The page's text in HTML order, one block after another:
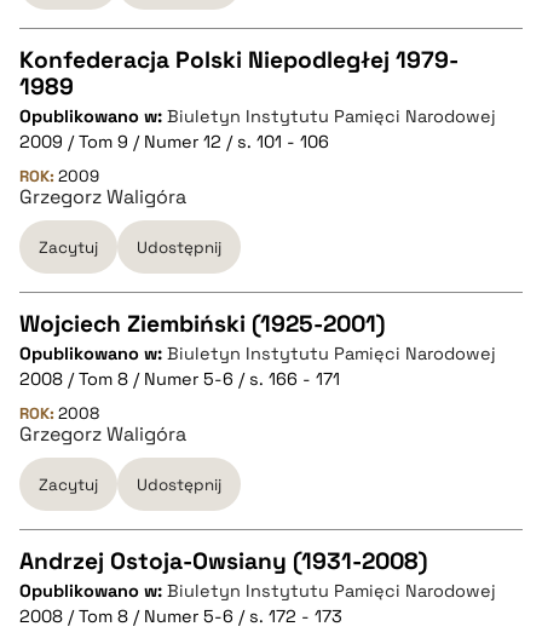
BIBTEX
pobierz cytat
CZYSTY TEKST
pobierz cytat
BIBTEX
pobierz cytat
Konfederacja Polski Niepodległej 1979-
1989
Opublikowano w: Biuletyn Instytutu Pamięci Narodowej
2009 / Tom 9 / Numer 12 / s. 101 - 106
ROK: 2009
Grzegorz Waligóra
Zacytuj Udostępnij
CZYSTY TEKST
pobierz cytat
BIBTEX
pobierz cytat
Wojciech Ziembiński (1925-2001)
Opublikowano w: Biuletyn Instytutu Pamięci Narodowej
2008 / Tom 8 / Numer 5-6 / s. 166 - 171
ROK: 2008
Grzegorz Waligóra
Zacytuj Udostępnij
CZYSTY TEKST
Andrzej Ostoja-Owsiany (1931-2008)
Opublikowano w: Biuletyn Instytutu Pamięci Narodowej
2008 / Tom 8 / Numer 5-6 / s. 172 - 173